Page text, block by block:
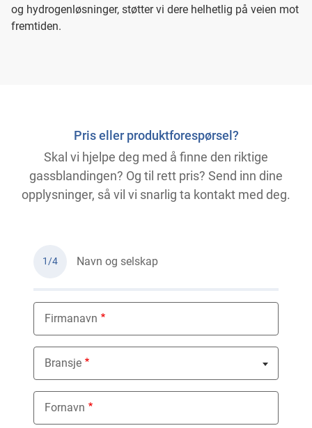
og hydrogenløsninger, støtter vi dere helhetlig på veien mot
fremtiden.
Pris eller produktforespørsel?
Skal vi hjelpe deg med å finne den riktige
gassblandingen? Og til rett pris? Send inn dine
opplysninger, så vil vi snarlig ta kontakt med deg.
1/4 Navn og selskap
Firmanavn
Bransje
Nothing selected
Fornavn